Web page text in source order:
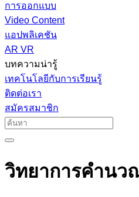
การออกแบบ
Video Content
แอปพลิเคชัน
AR VR
บทความน่ารู้
เทคโนโลยีกับการเรียนรู้
ติดต่อเรา
สมัครสมาชิก
วิทยาการคำนว